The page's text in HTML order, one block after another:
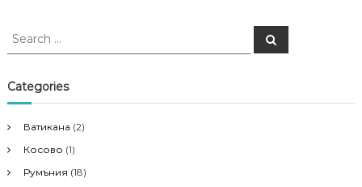
S
r
c
f
o
r
S
e
Categories
Ватикана (2)
Косово (1)
Румъния (18)